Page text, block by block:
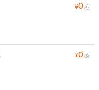
¥0起
¥0起